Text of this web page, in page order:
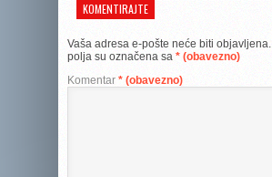
KOMENTIRAJTE
Vaša adresa e-pošte neće biti objavljena.
polja su označena sa * (obavezno)
Komentar * (obavezno)